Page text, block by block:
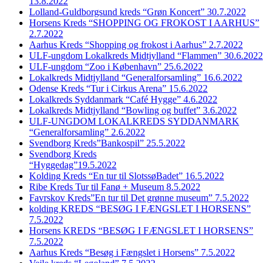
Lolland-Guldborgsund kreds “Grøn Koncert” 30.7.2022
Horsens Kreds “SHOPPING OG FROKOST I AARHUS”
2.7.2022
Aarhus Kreds “Shopping og frokost i Aarhus” 2.7.2022
ULF-ungdom Lokalkreds Midtjylland “Flammen” 30.6.2022
ULF-ungdom “Zoo i København” 25.6.2022
Lokalkreds Midtjylland “Generalforsamling” 16.6.2022
Odense Kreds “Tur i Cirkus Arena” 15.6.2022
Lokalkreds Syddanmark “Café Hygge” 4.6.2022
Lokalkreds Midtjylland “Bowling og buffet” 3.6.2022
ULF-UNGDOM LOKALKREDS SYDDANMARK
“Generalforsamling” 2.6.2022
Svendborg Kreds”Bankospil” 25.5.2022
Svendborg Kreds
“Hyggedag”19.5.2022
Kolding Kreds “En tur til SlotssøBadet” 16.5.2022
Ribe Kreds Tur til Fanø + Museum 8.5.2022
Favrskov Kreds”En tur til Det grønne museum” 7.5.2022
kolding KREDS “BESØG I FÆNGSLET I HORSENS”
7.5.2022
Horsens KREDS “BESØG I FÆNGSLET I HORSENS”
7.5.2022
Aarhus Kreds “Besøg i Fængslet i Horsens” 7.5.2022